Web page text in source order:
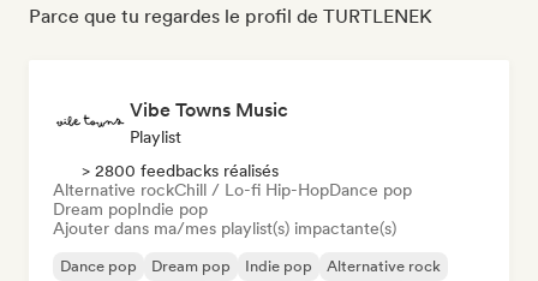
Parce que tu regardes le profil de TURTLENEK
Vibe Towns Music
Playlist
> 2800 feedbacks réalisés
Alternative rockChill / Lo-fi Hip-HopDance pop
Dream popIndie pop
Ajouter dans ma/mes playlist(s) impactante(s)
Dance pop Dream pop Indie pop
Alternative rock